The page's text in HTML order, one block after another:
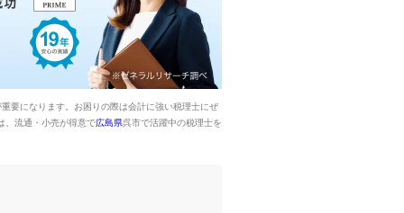
要になります。お困りの際は会計に強い税理士にぜ
、流通・小売が得意で広島県呉市で活躍中の税理士を